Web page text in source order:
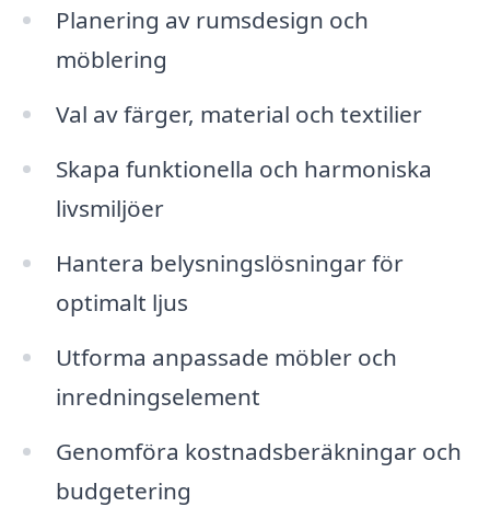
Planering av rumsdesign och
möblering
Val av färger, material och textilier
Skapa funktionella och harmoniska
livsmiljöer
Hantera belysningslösningar för
optimalt ljus
Utforma anpassade möbler och
inredningselement
Genomföra kostnadsberäkningar och
budgetering